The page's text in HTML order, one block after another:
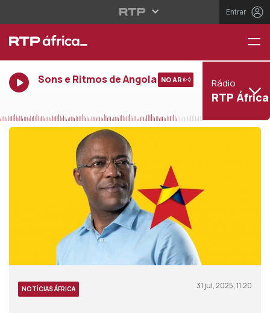
Entrar
Sons e Ritmos de Angola NO AR Rádio
RTP África
NOTÍCIAS ÁFRICA 31 jul, 2025, 11:20